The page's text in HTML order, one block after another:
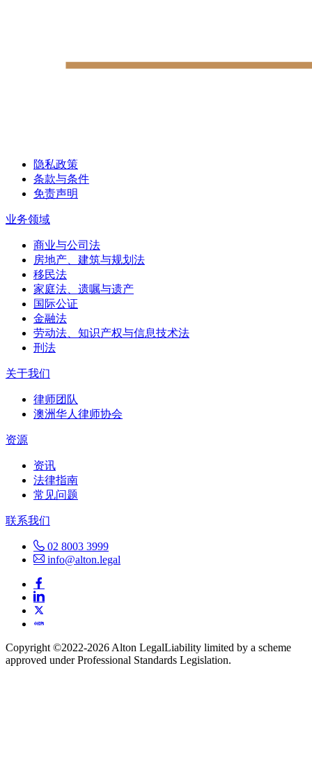
隐私政策
条款与条件
免责声明
业务领域
商业与公司法
房地产、建筑与规划法
移民法
家庭法、遗嘱与遗产
国际公证
金融法
劳动法、知识产权与信息技术法
刑法
关于我们
律师团队
澳洲华人律师协会
资源
资讯
法律指南
常见问题
联系我们
02 8003 3999
info@alton.legal
Copyright ©️2022-2026 Alton LegalLiability limited by a scheme
approved under Professional Standards Legislation.